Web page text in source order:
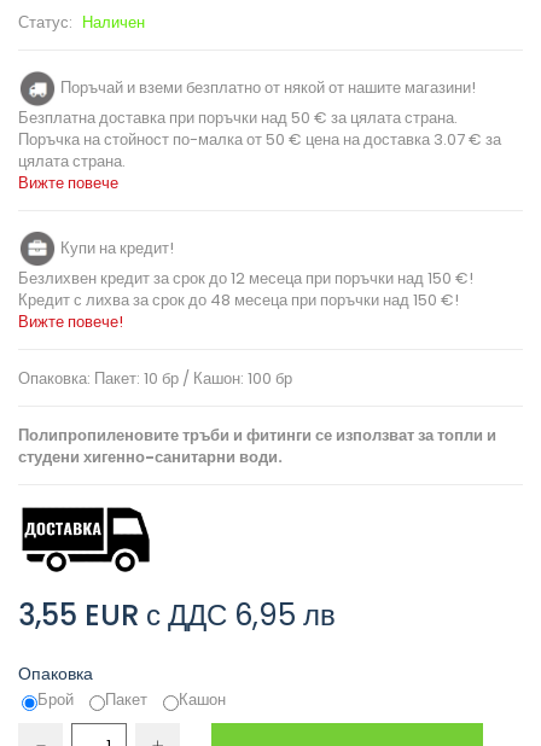
Статус: Наличен
Поръчай и вземи безплатно от някой от нашите магазини!
Безплатна доставка при поръчки над 50 € за цялата страна.
Поръчка на стойност по-малка от 50 € цена на доставка 3.07 € за
цялата страна.
Вижте повече
Купи на кредит!
Безлихвен кредит за срок до 12 месеца при поръчки над 150 €!
Кредит с лихва за срок до 48 месеца при поръчки над 150 €!
Вижте повече!
Опаковка: Пакет: 10 бр / Кашон: 100 бр
Полипропиленовите тръби и фитинги се използват за топли и
студени хигенно-санитарни води.
3,55 EUR с ДДС 6,95 лв
Опаковка
Брой Пакет Кашон